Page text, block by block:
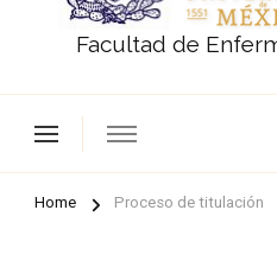
Facultad de
Home Proceso de titulación